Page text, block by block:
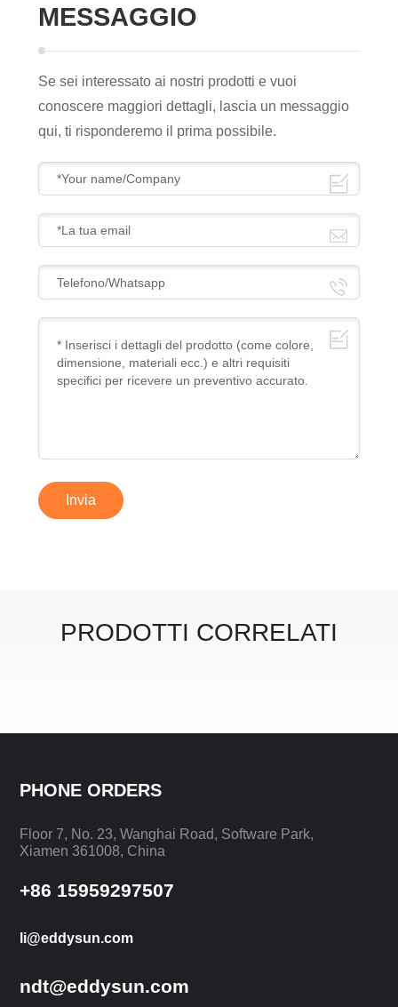
MESSAGGIO
Se sei interessato ai nostri prodotti e vuoi
conoscere maggiori dettagli, lascia un messaggio
qui, ti risponderemo il prima possibile.
Invia
PRODOTTI CORRELATI
PHONE ORDERS
Floor 7, No. 23, Wanghai Road, Software Park,
Xiamen 361008, China
+86 15959297507
li@eddysun.com
ndt@eddysun.com